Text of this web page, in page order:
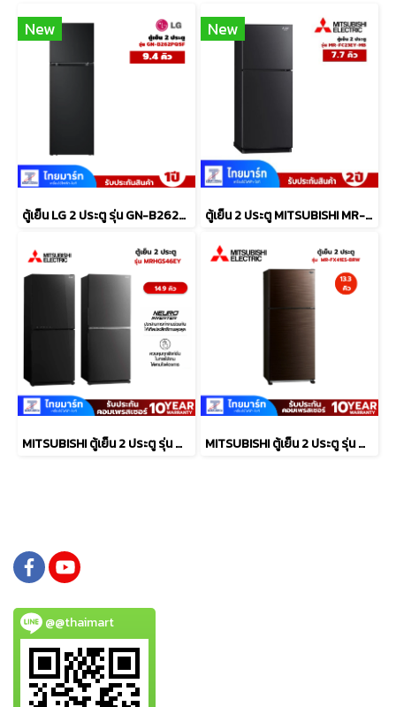
New
ตู้เย็น LG 2 ประตู รุ่น GN-B262PQSF.AEPPLMT
New
ตู้เย็น 2 ประตู MITSUBISHI MR-FC23EY-MB
MITSUBISHI ตู้เย็น 2 ประตู รุ่น MRHGS46EYGBK 14.9 คิว กระจก MITSUBISHI ตู้เย็น 2 ประตู รุ่น MR-FX41ES 13.3 คิว สีบราวน์เวฟไลน์ อินเวอร์เตอร์
@@thaimart